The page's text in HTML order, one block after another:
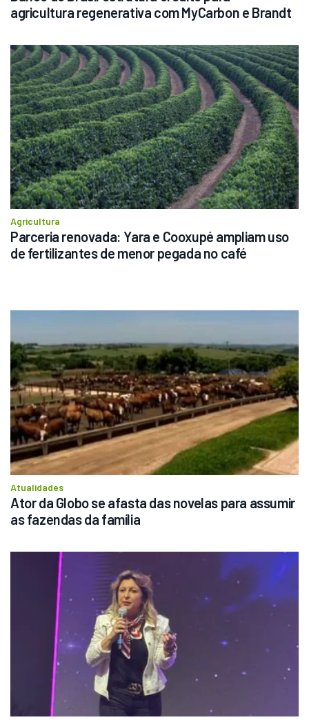
agricultura regenerativa com MyCarbon e Brandt
Agricultura
Parceria renovada: Yara e Cooxupé ampliam uso
de fertilizantes de menor pegada no café
Atualidades
Ator da Globo se afasta das novelas para assumir
as fazendas da família